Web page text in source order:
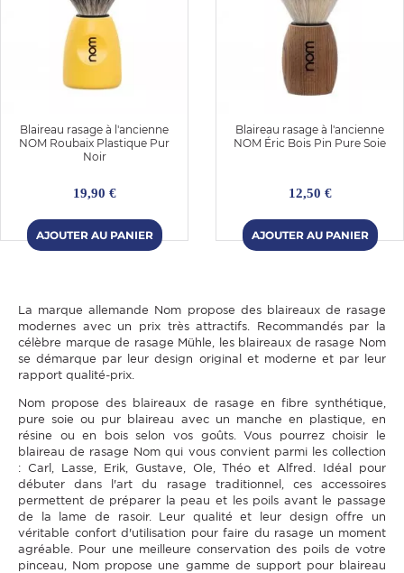
Blaireau rasage à l'ancienne
NOM Roubaix Plastique Pur
Noir
19,90 €
Blaireau rasage à l'ancienne
NOM Éric Bois Pin Pure Soie
12,50 €
La marque allemande Nom propose des blaireaux de rasage
modernes avec un prix très attractifs. Recommandés par la
célèbre marque de rasage Mühle, les blaireaux de rasage Nom
se démarque par leur design original et moderne et par leur
rapport qualité-prix.
Nom propose des blaireaux de rasage en fibre synthétique,
pure soie ou pur blaireau avec un manche en plastique, en
résine ou en bois selon vos goûts. Vous pourrez choisir le
blaireau de rasage Nom qui vous convient parmi les collection
: Carl, Lasse, Erik, Gustave, Ole, Théo et Alfred. Idéal pour
débuter dans l'art du rasage traditionnel, ces accessoires
permettent de préparer la peau et les poils avant le passage
de la lame de rasoir. Leur qualité et leur design offre un
véritable confort d'utilisation pour faire du rasage un moment
agréable. Pour une meilleure conservation des poils de votre
pinceau, Nom propose une gamme de support pour blaireau